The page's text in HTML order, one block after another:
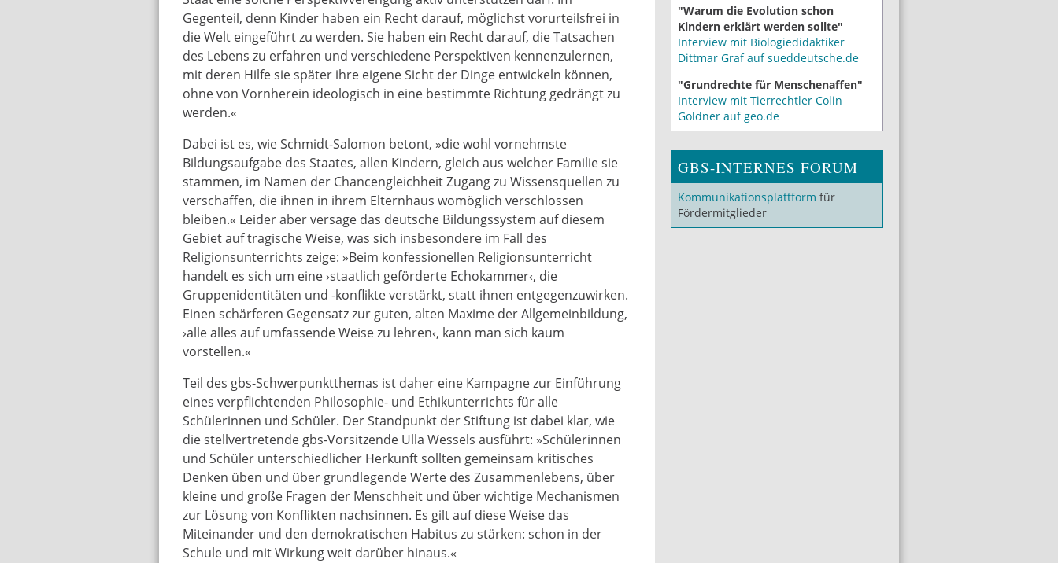
Gegenteil, denn Kinder haben ein Recht darauf, möglichst vorurteilsfrei in
die Welt eingeführt zu werden. Sie haben ein Recht darauf, die Tatsachen
des Lebens zu erfahren und verschiedene Perspektiven kennenzulernen,
mit deren Hilfe sie später ihre eigene Sicht der Dinge entwickeln können,
ohne von Vornherein ideologisch in eine bestimmte Richtung gedrängt zu
werden.«
Dabei ist es, wie Schmidt-Salomon betont, »die wohl vornehmste
Bildungsaufgabe des Staates, allen Kindern, gleich aus welcher Familie sie
stammen, im Namen der Chancengleichheit Zugang zu Wissensquellen zu
verschaffen, die ihnen in ihrem Elternhaus womöglich verschlossen
bleiben.« Leider aber versage das deutsche Bildungssystem auf diesem
Gebiet auf tragische Weise, was sich insbesondere im Fall des
Religionsunterrichts zeige: »Beim konfessionellen Religionsunterricht
handelt es sich um eine ›staatlich geförderte Echokammer‹, die
Gruppenidentitäten und -konflikte verstärkt, statt ihnen entgegenzuwirken.
Einen schärferen Gegensatz zur guten, alten Maxime der Allgemeinbildung,
›alle alles auf umfassende Weise zu lehren‹, kann man sich kaum
vorstellen.«
Teil des gbs-Schwerpunktthemas ist daher eine Kampagne zur Einführung
eines verpflichtenden Philosophie- und Ethikunterrichts für alle
Schülerinnen und Schüler. Der Standpunkt der Stiftung ist dabei klar, wie
die stellvertretende gbs-Vorsitzende Ulla Wessels ausführt: »Schülerinnen
und Schüler unterschiedlicher Herkunft sollten gemeinsam kritisches
Denken üben und über grundlegende Werte des Zusammenlebens, über
kleine und große Fragen der Menschheit und über wichtige Mechanismen
zur Lösung von Konflikten nachsinnen. Es gilt auf diese Weise das
Miteinander und den demokratischen Habitus zu stärken: schon in der
Schule und mit Wirkung weit darüber hinaus.«
"Warum die Evolution schon
Kindern erklärt werden sollte"
Interview mit Biologiedidaktiker
Dittmar Graf auf sueddeutsche.de
"Grundrechte für Menschenaffen"
Interview mit Tierrechtler Colin
Goldner auf geo.de
GBS-INTERNES FORUM
Kommunikationsplattform für
Fördermitglieder